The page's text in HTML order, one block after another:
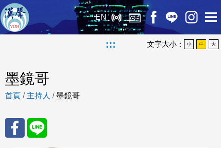
EN
::: 文字大小： 小 中 大
墨鏡哥
首頁 / 主持人 /墨鏡哥